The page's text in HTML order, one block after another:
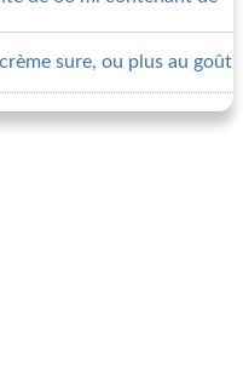
sure, ou plus au goût